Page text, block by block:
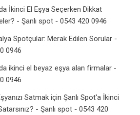
İkinci El Eşya Seçerken Dikkat
- Şanlı spot - 0543 420 0946
Spotçular: Merak Edilen Sorular -
0946
ikinci el beyaz eşya alan firmalar -
0946
Satmak için Şanlı Spot'a İkinci
- Şanlı spot - 0543 420